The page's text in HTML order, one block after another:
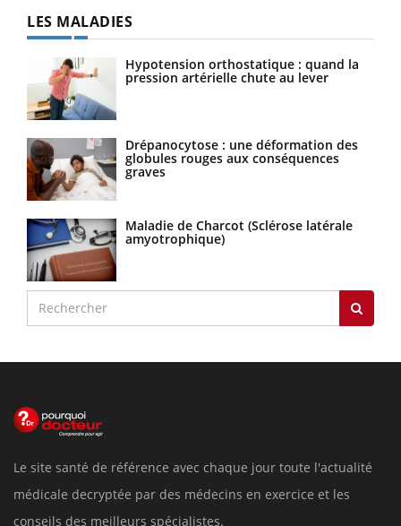
LES MALADIES
Hypotension orthostatique : quand la
pression artérielle chute au lever
Drépanocytose : une déformation des
globules rouges aux conséquences
graves
Maladie de Charcot (Sclérose latérale
amyotrophique)
Le site santé de référence avec chaque jour toute l'actualité
médicale decryptée par des médecins en exercice et les
conseils des meilleurs spécialistes.